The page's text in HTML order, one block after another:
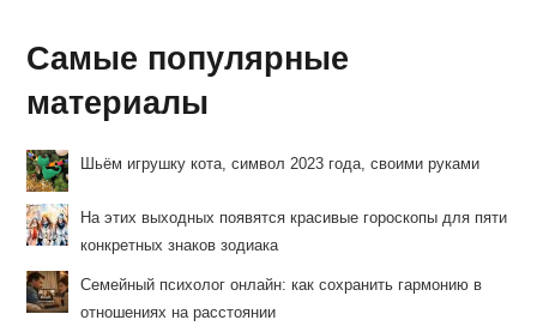
Самые популярные
материалы
Шьём игрушку кота, символ 2023 года, своими руками
На этих выходных появятся красивые гороскопы для пяти
конкретных знаков зодиака
Семейный психолог онлайн: как сохранить гармонию в
отношениях на расстоянии